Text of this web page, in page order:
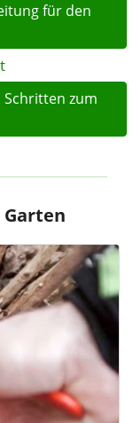
für den
Schritten zum